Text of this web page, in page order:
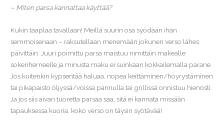
– Miten parsa kannattaa käyttää?
Kukin taaplaa tavallaan! Meillä suurin osa syödään ihan
semmoisenaan – raksutellaan menemään jokunen verso lähes
päivittäin. Juuri poimittu parsa maistuu nimittäin makealle
sokeriherneelle ja minusta maku ei suinkaan kokkailemalla parane.
Jos kuitenkin kypsentää haluaa, nopea keittäminen/höyrystäminen
tai pikapaisto öljyssä/voissa pannulla tai grillissä onnistuu hienosti.
Ja jos siis aivan tuoretta parsaa saa, sitä ei kannata missään
tapauksessa kuoria, koko verso on täysin syötävää!